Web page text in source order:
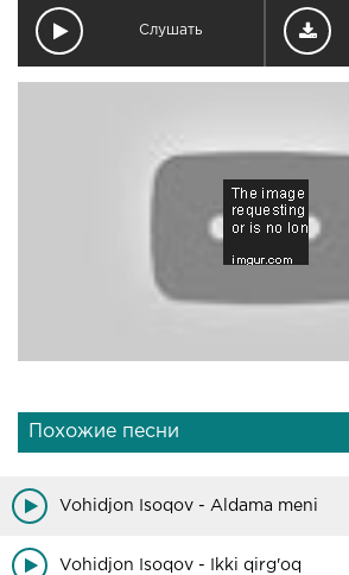
Слушать
Похожие песни
Vohidjon Isoqov - Aldama meni
Vohidjon Isoqov - Ikki qirg'oq